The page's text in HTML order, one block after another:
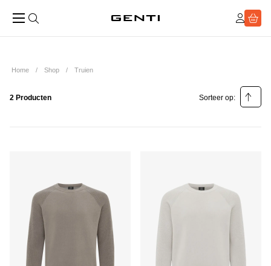
Home Shop Truien
2 Producten Sorteer op:
Populariteit hoog - laag